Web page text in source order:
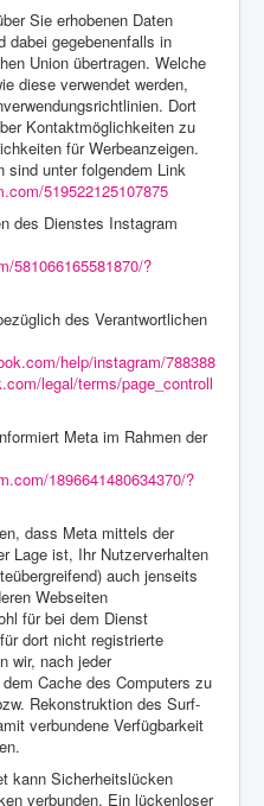
Sie erhobenen Daten
dabei gegebenenfalls in
Union übertragen. Welche
diese verwendet werden,
Dort
Kontaktmöglichkeiten zu
für Werbeanzeigen.
sind unter folgendem Link
519522125107875
des Dienstes Instagram
581066165581870/?
des Verantwortlichen
help/instagram/788388
legal/terms/page_controll
Meta im Rahmen der
1896641480634370/?
dass Meta mittels der
Lage ist, Ihr Nutzerverhalten
auch jenseits
Webseiten
für bei dem Dienst
dort nicht registrierte
wir, nach jeder
Cache des Computers zu
Rekonstruktion des Surf-
verbundene Verfügbarkeit
kann Sicherheitslücken
verbunden. Ein lückenloser